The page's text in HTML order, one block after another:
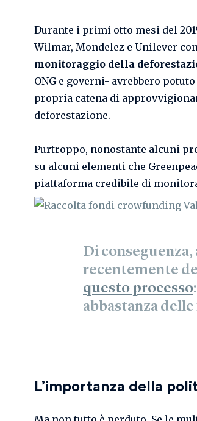
Durante i primi otto mesi del
Wilmar, Mondelez e Unilever
monitoraggio della
ONG e governi- avrebbero
propria catena di
deforestazione.
Purtroppo, nonostante alcuni
su alcuni elementi che
piattaforma credibile di
Di conseguenza,
recentemente
questo processo
abbastanza
L’importanza della